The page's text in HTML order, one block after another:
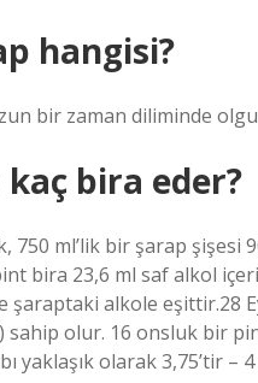
hangisi?
bir zaman diliminde
kaç bira eder?
750 ml’lik bir şarap
bira 23,6 ml saf alkol
alkole eşittir.28
sahip olur. 16 onsluk bir
yaklaşık olarak 3,75’tir